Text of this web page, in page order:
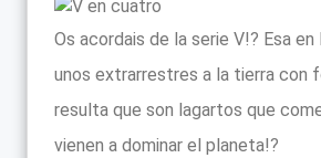
Os acordais de la serie V!? Esa en
unos extrarrestres a la tierra con
resulta que son lagartos que
vienen a dominar el planeta!?